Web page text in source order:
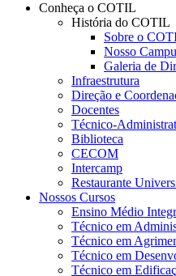
Conheça o COTIL
História do COTIL
Sobre o
Nosso
Galeria de
Infraestrutura
Direção e
Docentes
Técnico-
Biblioteca
CECOM
Intercamp
Restaurante
Nossos Cursos
Ensino Médio
Técnico em
Técnico em
Técnico em
Técnico em